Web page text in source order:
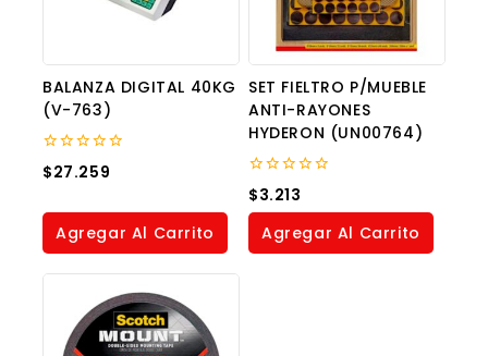
BALANZA DIGITAL 40KG
(V-763)
0
out
5
$27.259
Agregar Al Carrito
SET FIELTRO P/MUEBLE
ANTI-RAYONES
HYDERON (UN00764)
0
out
of
$3.213
Agregar Al Carrito